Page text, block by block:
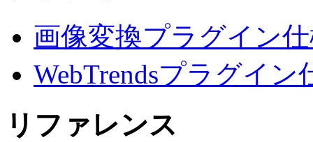
画像変換プラグイン
WebTrendsプラグイン
リファレンス